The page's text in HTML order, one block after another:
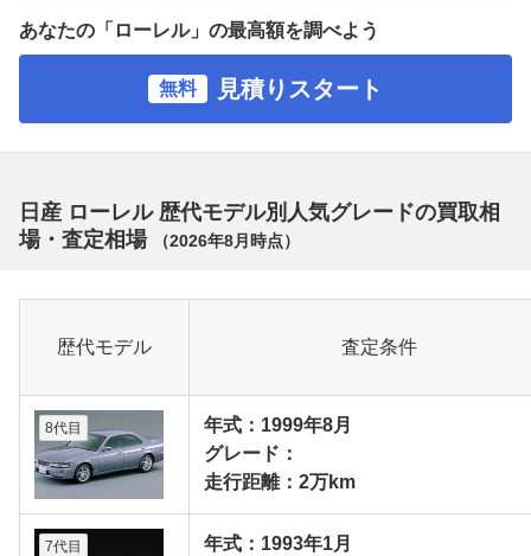
あなたの「ローレル」の最高額を調べよう
無料 見積りスタート
日産 ローレル 歴代モデル別人気グレードの買取相
場・査定相場
（2026年8月 時点）
歴代モデル 査定条件
8代目
年式：1999年8月
グレード：
走行距離：2万km
7代目
年式：1993年1月